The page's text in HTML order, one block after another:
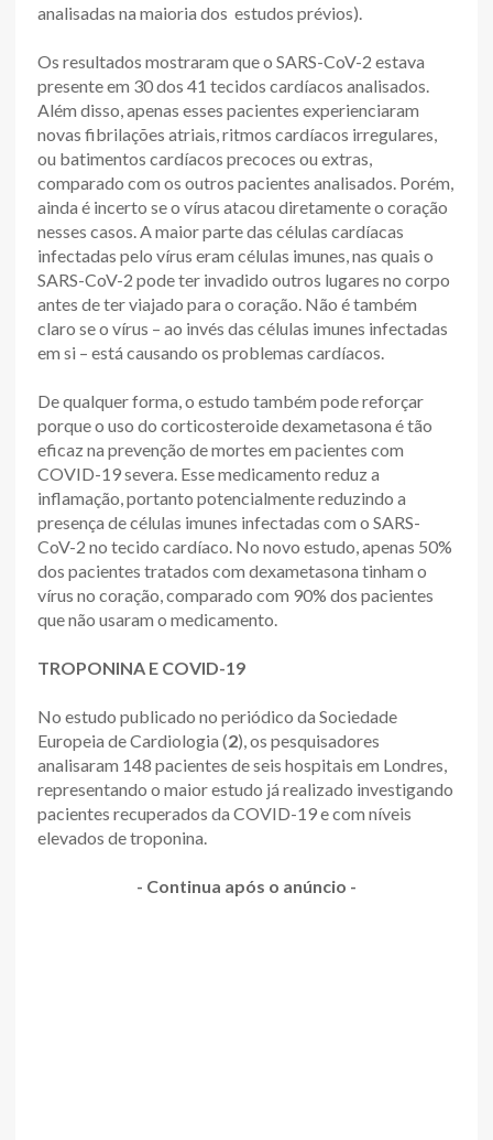
analisadas na maioria dos estudos prévios).
Os resultados mostraram que o SARS-CoV-2 estava
presente em 30 dos 41 tecidos cardíacos analisados.
Além disso, apenas esses pacientes experienciaram
novas fibrilações atriais, ritmos cardíacos irregulares,
ou batimentos cardíacos precoces ou extras,
comparado com os outros pacientes analisados. Porém,
ainda é incerto se o vírus atacou diretamente o coração
nesses casos. A maior parte das células cardíacas
infectadas pelo vírus eram células imunes, nas quais o
SARS-CoV-2 pode ter invadido outros lugares no corpo
antes de ter viajado para o coração. Não é também
claro se o vírus – ao invés das células imunes infectadas
em si – está causando os problemas cardíacos.
De qualquer forma, o estudo também pode reforçar
porque o uso do corticosteroide dexametasona é tão
eficaz na prevenção de mortes em pacientes com
COVID-19 severa. Esse medicamento reduz a
inflamação, portanto potencialmente reduzindo a
presença de células imunes infectadas com o SARS-
CoV-2 no tecido cardíaco. No novo estudo, apenas 50%
dos pacientes tratados com dexametasona tinham o
vírus no coração, comparado com 90% dos pacientes
que não usaram o medicamento.
TROPONINA E COVID-19
No estudo publicado no periódico da Sociedade
Europeia de Cardiologia (2), os pesquisadores
analisaram 148 pacientes de seis hospitais em Londres,
representando o maior estudo já realizado investigando
pacientes recuperados da COVID-19 e com níveis
elevados de troponina.
- Continua após o anúncio -